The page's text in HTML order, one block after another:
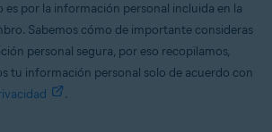
es por la información personal incluida en la
Sabemos cómo de importante consideras
personal segura, por eso recopilamos,
tu información personal solo de acuerdo con
.